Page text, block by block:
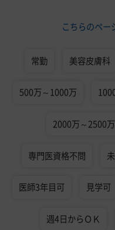
こちらのペー
常勤 美容皮膚科
500万～1000万
2000万～2500万
専門医資格不問
医師3年目可 見学可
週4日からＯＫ